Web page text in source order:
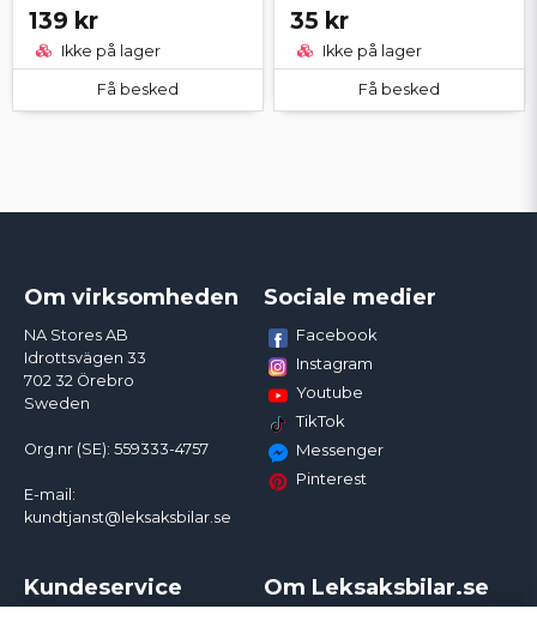
139 kr
Ikke på lager
Få besked
35 kr
Ikke på lager
Få besked
Om virksomheden
NA Stores AB
Idrottsvägen 33
702 32 Örebro
Sweden
Org.nr (SE): 559333-4757
E-mail:
kundtjanst@leksaksbilar.se
Sociale medier
Facebook
Instagram
Youtube
TikTok
Messenger
Pinterest
Kundeservice Om Leksaksbilar.se